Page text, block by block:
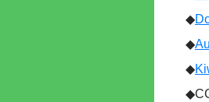
◆
◆
◆